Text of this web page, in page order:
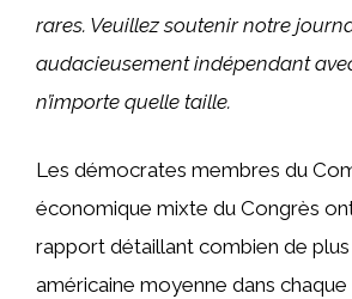
rares. Veuillez soutenir notre
audacieusement indépendant
n’importe quelle taille.
Les démocrates membres du
économique mixte du Congrès
rapport détaillant combien de
américaine moyenne dans